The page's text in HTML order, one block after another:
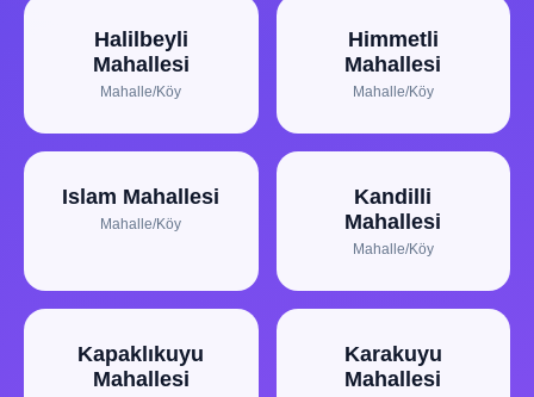
Halilbeyli
Mahallesi
Mahalle/Köy
Himmetli
Mahallesi
Mahalle/Köy
Islam Mahallesi
Mahalle/Köy
Kandilli
Mahallesi
Mahalle/Köy
Kapaklıkuyu
Mahallesi
Karakuyu
Mahallesi